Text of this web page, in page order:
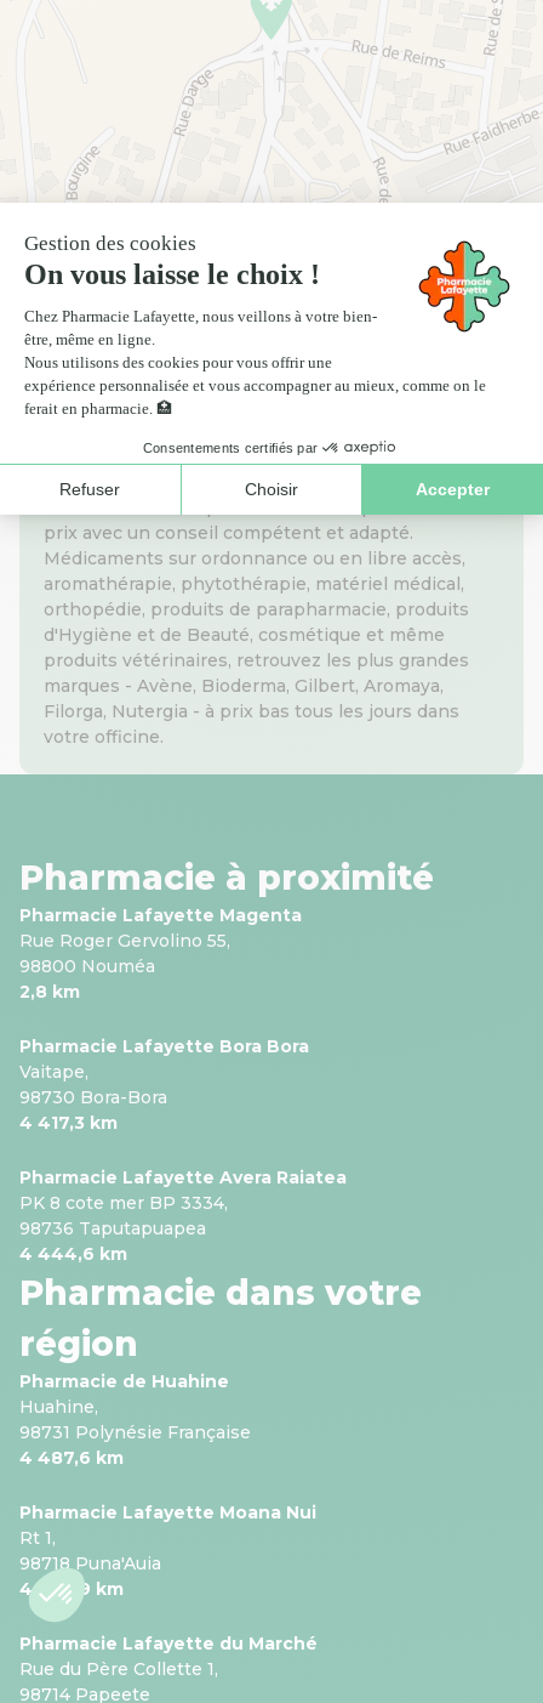
Nos informations pratiques
partie du réseau Pharmacie Lafayette. A travers
notre engagement La Santé pour tous, nous
prix avec un conseil compétent et adapté.
Médicaments sur ordonnance ou en libre accès,
aromathérapie, phytothérapie, matériel médical,
orthopédie, produits de parapharmacie, produits
d'Hygiène et de Beauté, cosmétique et même
produits vétérinaires, retrouvez les plus grandes
marques - Avène, Bioderma, Gilbert, Aromaya,
Filorga, Nutergia - à prix bas tous les jours dans
votre officine.
Pharmacie à proximité
Pharmacie Lafayette Magenta
Rue Roger Gervolino 55,
98800 Nouméa
2,8 km
Pharmacie Lafayette Bora Bora
Vaitape,
98730 Bora-Bora
4 417,3 km
Pharmacie Lafayette Avera Raiatea
PK 8 cote mer BP 3334,
98736 Taputapuapea
4 444,6 km
Pharmacie dans votre
région
Pharmacie de Huahine
Huahine,
98731 Polynésie Française
4 487,6 km
Pharmacie Lafayette Moana Nui
Rt 1,
98718 Puna'Auia
4 606,9 km
Pharmacie Lafayette du Marché
Rue du Père Collette 1,
98714 Papeete